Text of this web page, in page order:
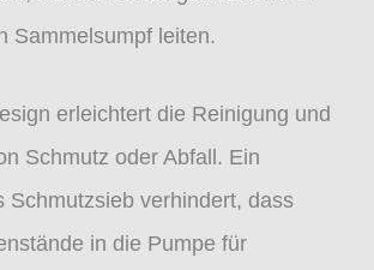
Sammelsumpf leiten.
erleichtert die Reinigung und
Schmutz oder Abfall. Ein
Schmutzsieb verhindert, dass
in die Pumpe für